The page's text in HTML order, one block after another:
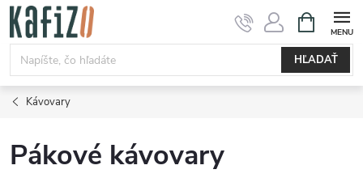
Prejsť
obsah
HĽADAŤ
KOŠÍK
Kávovary
Pákové kávovary